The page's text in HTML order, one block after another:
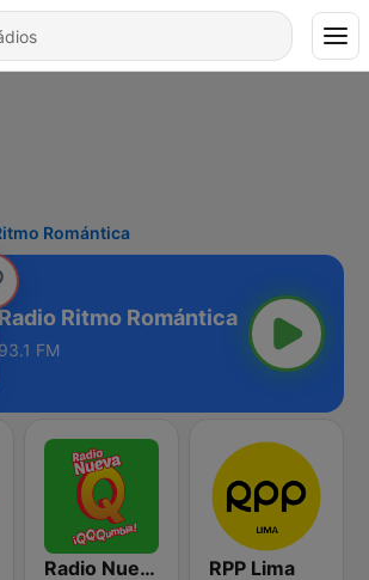
Romántica
Ritmo Romántica
93.1 FM
Radio Nueva Q RPP Lima